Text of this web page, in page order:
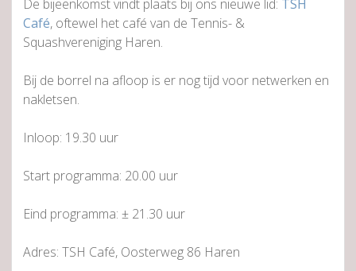
De bijeenkomst vindt plaats bij ons nieuwe lid: TSH
Café, oftewel het café van de Tennis- &
Squashvereniging Haren.
Bij de borrel na afloop is er nog tijd voor netwerken en
nakletsen.
Inloop: 19.30 uur
Start programma: 20.00 uur
Eind programma: ± 21.30 uur
Adres: TSH Café, Oosterweg 86 Haren